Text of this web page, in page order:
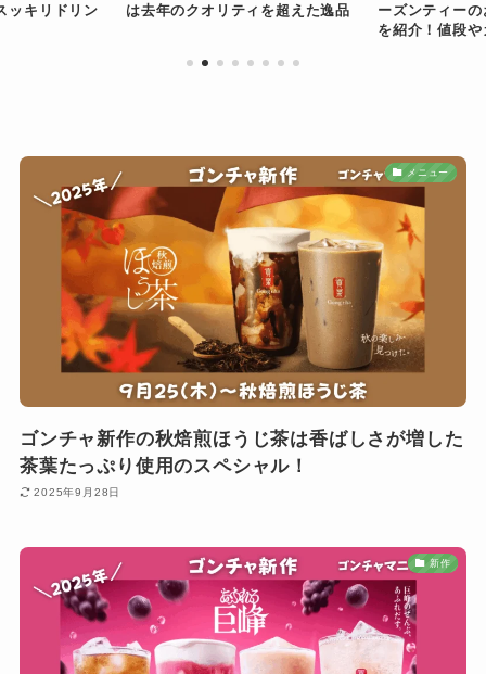
ッキリドリン
は去年のクオリティを超えた逸品
ーズンティー
を紹介！値段
メニュー
ゴンチャ新作の秋焙煎ほうじ茶は香ばしさが増した
茶葉たっぷり使用のスペシャル！
2025年9月28日
新作